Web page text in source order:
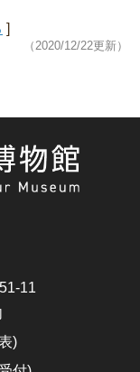
]
（2020/12/22更新）
11
)